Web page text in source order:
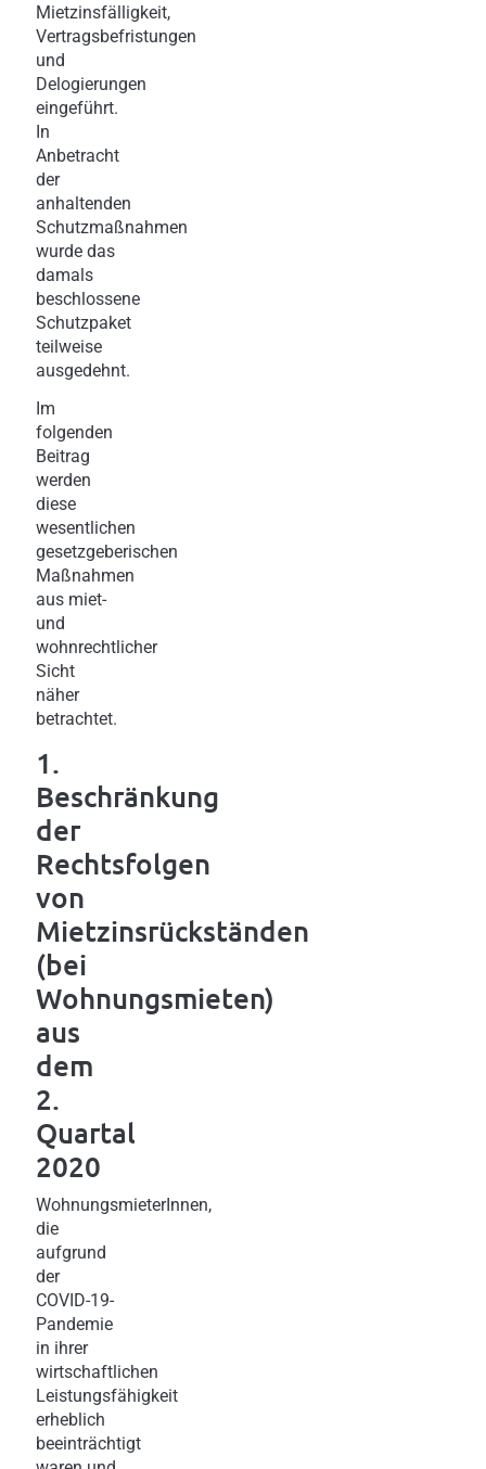
Mietzinsfälligkeit,
Vertragsbefristungen
und
Delogierungen
eingeführt.
In
Anbetracht
der
anhaltenden
Schutzmaßnahmen
wurde das
damals
beschlossene
Schutzpaket
teilweise
ausgedehnt.
Im
folgenden
Beitrag
werden
diese
wesentlichen
gesetzgeberischen
Maßnahmen
aus miet-
und
wohnrechtlicher
Sicht
näher
betrachtet.
1.
Beschränkung
der
Rechtsfolgen
von
Mietzinsrückständen
(bei
Wohnungsmieten)
aus
dem
2.
Quartal
2020
WohnungsmieterInnen,
die
aufgrund
der
COVID-19-
Pandemie
in ihrer
wirtschaftlichen
Leistungsfähigkeit
erheblich
beeinträchtigt